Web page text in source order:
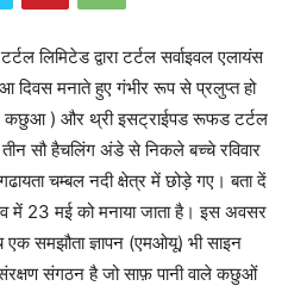
लिमिटेड द्वारा टर्टल सर्वाइवल एलायंस
दिवस मनाते हुए गंभीर रूप से प्रलुप्त हो
कछुआ ) और थ्री इसट्राईपड रूफड टर्टल
सौ हैचलिंग अंडे से निकले बच्चे रविवार
चम्बल नदी क्षेत्र में छोड़े गए। बता दें
में 23 मई को मनाया जाता है। इस अवसर
समझौता ज्ञापन (एमओयू) भी साइन
संरक्षण संगठन है जो साफ़ पानी वाले कछुओं